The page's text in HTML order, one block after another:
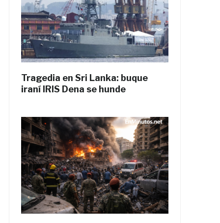
Tragedia en Sri Lanka: buque
iraní IRIS Dena se hunde